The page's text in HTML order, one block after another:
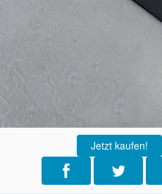
Jetzt kaufen!